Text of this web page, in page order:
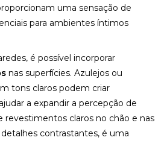
uma sensação de
para ambientes íntimos
é possível incorporar
nas superfícies. Azulejos ou
tons claros podem criar
a expandir a percepção de
revestimentos claros no chão e nas
contrastantes, é uma